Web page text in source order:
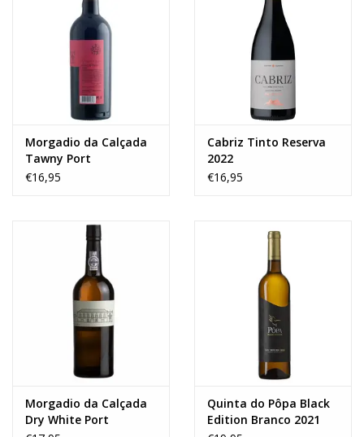
Morgadio da Calçada
Tawny Port
€16,95
Cabriz Tinto Reserva
2022
€16,95
Morgadio da Calçada
Dry White Port
Quinta do Pôpa Black
Edition Branco 2021